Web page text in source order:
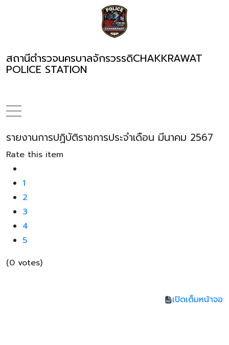
สถานีตำรวจนครบาลจักรวรรดิCHAKKRAWAT
POLICE STATION
รายงานการปฏิบัติราชการประจำเดือน มีนาคม 2567
Rate this item
1
2
3
4
5
(0 votes)
เปิดเต็มหน้าจอ